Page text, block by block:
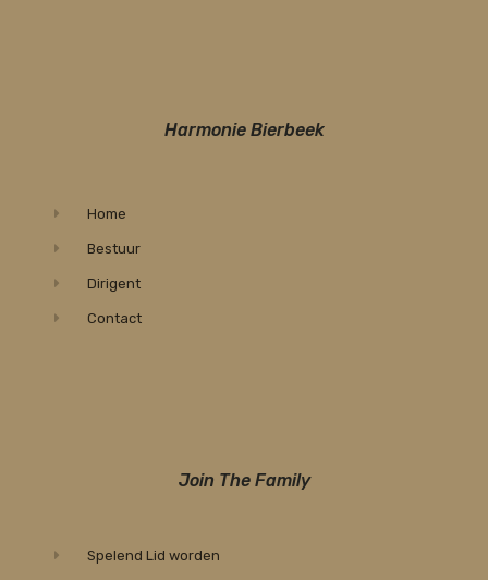
Harmonie Bierbeek
Home
Bestuur
Dirigent
Contact
Join The Family
Spelend Lid worden